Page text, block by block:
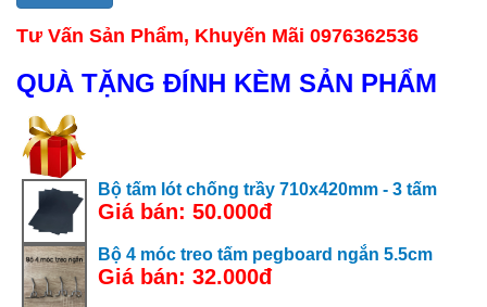
Tư Vấn Sản Phẩm, Khuyến Mãi 0976362536
QUÀ TẶNG ĐÍNH KÈM SẢN PHẨM
Bộ tấm lót chống trầy 710x420mm - 3 tấm
Giá bán: 50.000đ
Bộ 4 móc treo tấm pegboard ngắn 5.5cm
Giá bán: 32.000đ